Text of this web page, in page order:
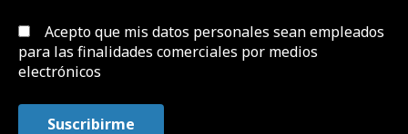
Acepto que mis datos personales sean empleados
para las finalidades comerciales por medios
electrónicos